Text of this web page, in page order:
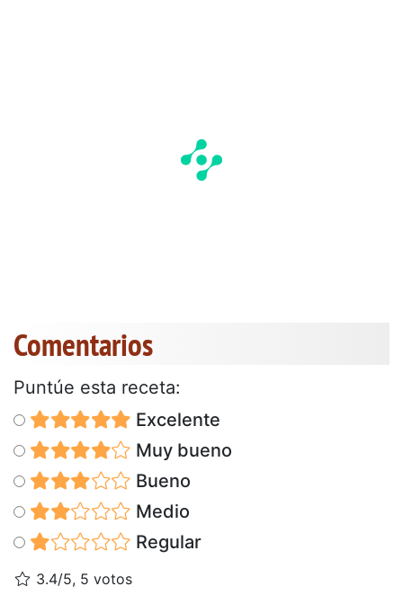
Comentarios
Puntúe esta receta:
Excelente
Muy bueno
Bueno
Medio
Regular
3.4/5, 5 votos